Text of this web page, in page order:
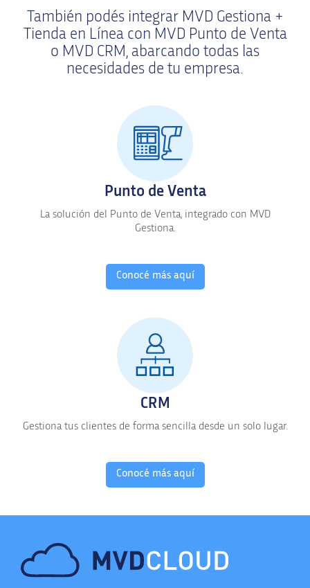
También podés integrar MVD Gestiona +
Tienda en Línea con MVD Punto de Venta
o MVD CRM, abarcando todas las
necesidades de tu empresa.
Punto de Venta
La solución del Punto de Venta, integrado con MVD
Gestiona.
Conocé más aquí
CRM
Gestiona tus clientes de forma sencilla desde un solo lugar.
Conocé más aquí